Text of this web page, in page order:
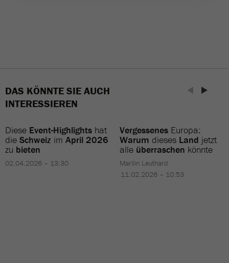
DAS KÖNNTE SIE AUCH
INTERESSIEREN
Diese Event-Highlights hat
die Schweiz im April 2026
zu bieten
02.04.2026 – 13:30
Vergessenes Europa:
Warum dieses Land jetzt
alle überraschen könnte
Marilin Leuthard
11.02.2026 – 10:53